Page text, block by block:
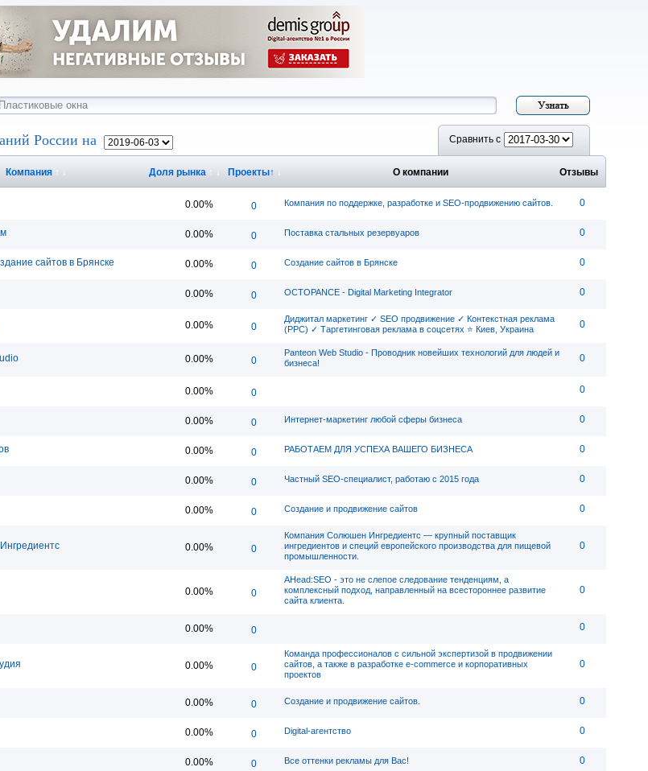
России на
Сравнить с
Компания Доля рынка Проекты↑ О компании Отзывы
0.00% 0 Компания по поддержке, разработке и SEO-продвижению сайтов. 0
0.00% 0 Поставка стальных резервуаров 0
сайтов в Брянске 0.00% 0 Создание сайтов в Брянске 0
0.00% 0 OCTOPANCE - Digital Marketing Integrator 0
0.00% 0
Диджитал маркетинг ✓ SEO продвижение ✓ Контекстная реклама
(PPC) ✓ Таргетинговая реклама в соцсетях ⭐ Киев, Украина
0
0.00% 0
Panteon Web Studio - Проводник новейших технологий для людей и
бизнеса!
0
0.00% 0 0
0.00% 0 Интернет-маркетинг любой сферы бизнеса 0
0.00% 0 РАБОТАЕМ ДЛЯ УСПЕХА ВАШЕГО БИЗНЕСА 0
0.00% 0 Частный SEO-специалист, работаю с 2015 года 0
0.00% 0 Создание и продвижение сайтов 0
0.00% 0
Компания Солюшен Ингредиентс — крупный поставщик
ингредиентов и специй европейского производства для пищевой
промышленности.
0
0.00% 0
AHead:SEO - это не слепое следование тенденциям, а
комплексный подход, направленный на всестороннее развитие
сайта клиента.
0
0.00% 0 0
0.00% 0
Команда профессионалов с сильной экспертизой в продвижении
сайтов, а также в разработке e-commerce и корпоративных
проектов
0
0.00% 0 Создание и продвижение сайтов. 0
0.00% 0 Digital-агентство 0
0.00% 0 Все оттенки рекламы для Вас! 0